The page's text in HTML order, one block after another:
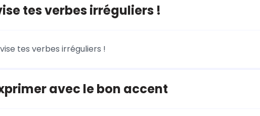
tes verbes irréguliers !
tes verbes irréguliers !
avec le bon accent